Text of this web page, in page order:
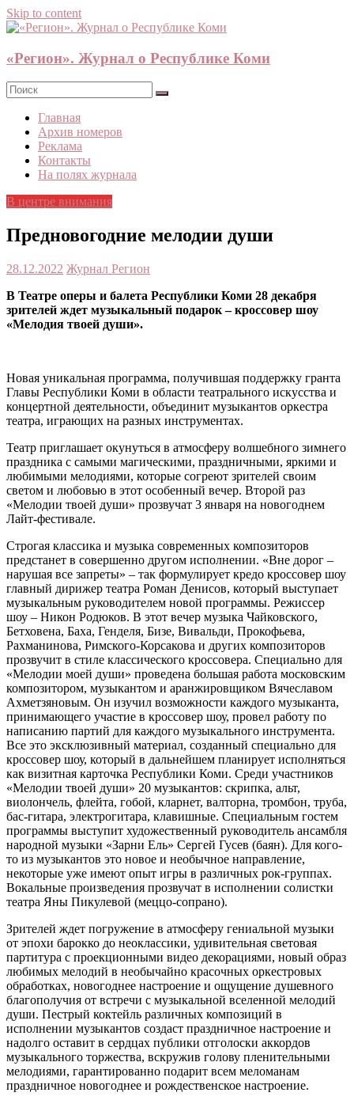
Skip to content
«Регион». Журнал о Республике Коми
Главная
Архив номеров
Реклама
Контакты
На полях журнала
В центре внимания
Предновогодние мелодии души
28.12.2022 Журнал Регион
В Театре оперы и балета Республики Коми 28 декабря
зрителей ждет музыкальный подарок – кроссовер шоу
«Мелодия твоей души».
Новая уникальная программа, получившая поддержку гранта
Главы Республики Коми в области театрального искусства и
концертной деятельности, объединит музыкантов оркестра
театра, играющих на разных инструментах.
Театр приглашает окунуться в атмосферу волшебного зимнего
праздника с самыми магическими, праздничными, яркими и
любимыми мелодиями, которые согреют зрителей своим
светом и любовью в этот особенный вечер. Второй раз
«Мелодии твоей души» прозвучат 3 января на новогоднем
Лайт-фестивале.
Строгая классика и музыка современных композиторов
предстанет в совершенно другом исполнении. «Вне дорог –
нарушая все запреты» – так формулирует кредо кроссовер шоу
главный дирижер театра Роман Денисов, который выступает
музыкальным руководителем новой программы. Режиссер
шоу – Никон Родюков. В этот вечер музыка Чайковского,
Бетховена, Баха, Генделя, Бизе, Вивальди, Прокофьева,
Рахманинова, Римского-Корсакова и других композиторов
прозвучит в стиле классического кроссовера. Специально для
«Мелодии моей души» проведена большая работа московским
композитором, музыкантом и аранжировщиком Вячеславом
Ахметзяновым. Он изучил возможности каждого музыканта,
принимающего участие в кроссовер шоу, провел работу по
написанию партий для каждого музыкального инструмента.
Все это эксклюзивный материал, созданный специально для
кроссовер шоу, который в дальнейшем планирует исполняться
как визитная карточка Республики Коми. Среди участников
«Мелодии твоей души» 20 музыкантов: скрипка, альт,
виолончель, флейта, гобой, кларнет, валторна, тромбон, труба,
бас-гитара, электрогитара, клавишные. Специальным гостем
программы выступит художественный руководитель ансамбля
народной музыки «Зарни Ель» Сергей Гусев (баян). Для кого-
то из музыкантов это новое и необычное направление,
некоторые уже имеют опыт игры в различных рок-группах.
Вокальные произведения прозвучат в исполнении солистки
театра Яны Пикулевой (меццо-сопрано).
Зрителей ждет погружение в атмосферу гениальной музыки
от эпохи барокко до неоклассики, удивительная световая
партитура с проекционными видео декорациями, новый образ
любимых мелодий в необычайно красочных оркестровых
обработках, новогоднее настроение и ощущение душевного
благополучия от встречи с музыкальной вселенной мелодий
души. Пестрый коктейль различных композиций в
исполнении музыкантов создаст праздничное настроение и
надолго оставит в сердцах публики отголоски аккордов
музыкального торжества, вскружив голову пленительными
мелодиями, гарантированно подарит всем меломанам
праздничное новогоднее и рождественское настроение.